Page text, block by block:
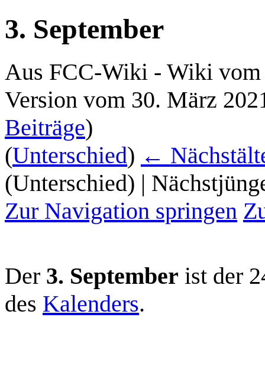
3. September
Aus FCC-Wiki - Wiki vom
Version vom 30. März
Beiträge)
(Unterschied) ←
(Unterschied) |
Zur Navigation springen
Der 3. September ist der
des Kalenders.